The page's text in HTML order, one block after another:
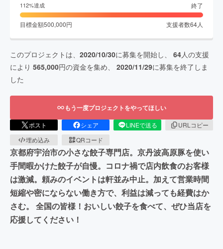
112%達成 終了
目標金額500,000円 支援者数64人
このプロジェクトは、 2020/10/30に募集を開始し、 64人の支援
により 565,000円の資金を集め、 2020/11/29に募集を終了しま
した
もう一度プロジェクトをやってほしい
ポスト シェア LINEで送る
URLコピー
埋め込み
QRコード
京都府宇治市の小さな餃子専門店。京丹波高原豚を使い
手間暇かけた餃子が自慢。コロナ禍で店内飲食のお客様
は激減。頼みのイベントは軒並み中止。加えて営業時間
短縮や密にならない働き方で、利益は減っても経費はか
さむ。 全国の皆様！おいしい餃子を食べて、ぜひ当店を
応援してください！